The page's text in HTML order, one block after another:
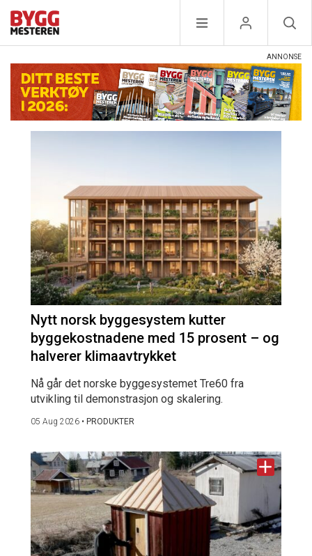
Nytt norsk byggesystem kutter
byggekostnadene med 15 prosent – og
halverer klimaavtrykket
Nå går det norske byggesystemet Tre60 fra
utvikling til demonstrasjon og skalering.
05 Aug 2026 • PRODUKTER